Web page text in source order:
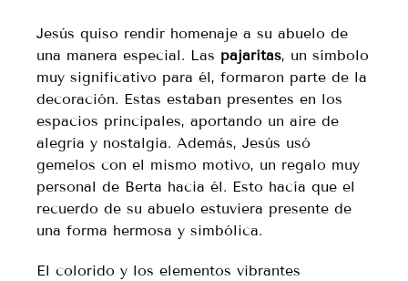
Jesús quiso rendir homenaje a su abuelo de
una manera especial. Las pajaritas, un símbolo
muy significativo para él, formaron parte de la
decoración. Estas estaban presentes en los
espacios principales, aportando un aire de
alegría y nostalgia. Además, Jesús usó
gemelos con el mismo motivo, un regalo muy
personal de Berta hacia él. Esto hacía que el
recuerdo de su abuelo estuviera presente de
una forma hermosa y simbólica.
El colorido y los elementos vibrantes